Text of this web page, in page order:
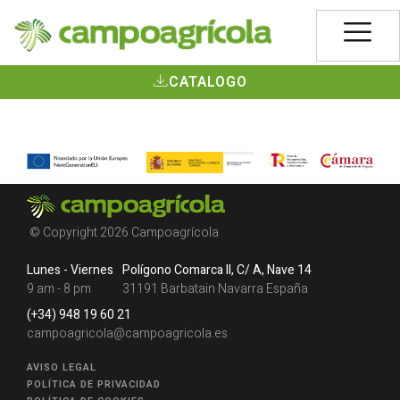
CATALOGO
© Copyright 2026 Campoagrícola
Lunes - Viernes
9 am - 8 pm
Polígono Comarca II, C/ A, Nave 14
31191 Barbatain Navarra España
(+34) 948 19 60 21
campoagricola@campoagricola.es
AVISO LEGAL
POLÍTICA DE PRIVACIDAD